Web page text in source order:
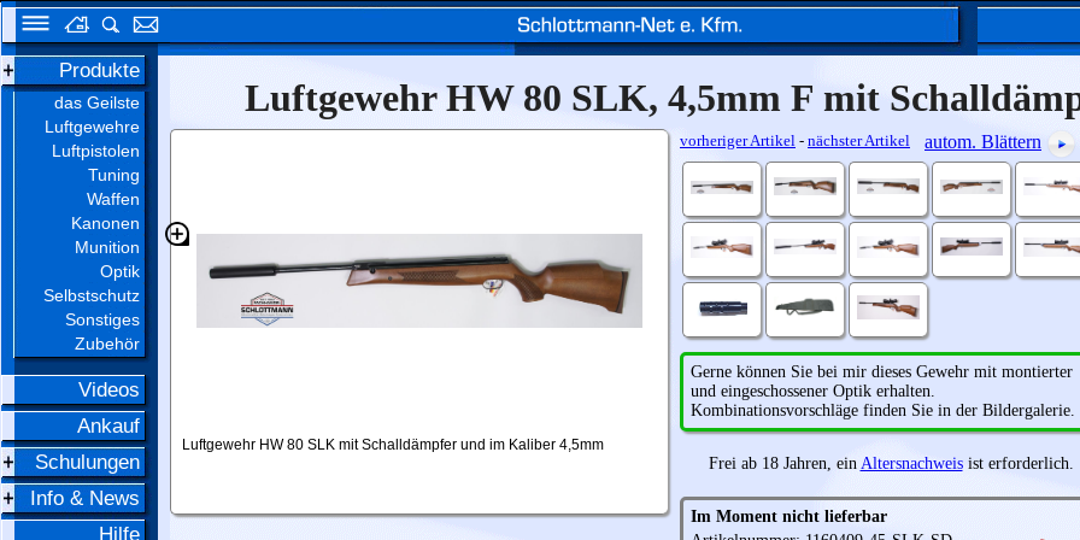
Produkte
das Geilste
Luftgewehre
Luftpistolen
Tuning
Waffen
Kanonen
Munition
Optik
Selbstschutz
Sonstiges
Zubehör
Videos
Ankauf
Schulungen
Info & News
Hilfe
Luftgewehr HW 80 SLK, 4,5mm F mit
Luftgewehr HW 80 SLK mit Schalldämpfer und im Kaliber 4,5mm
vorheriger Artikel - nächster Artikel autom. Blättern
Gerne können Sie bei mir dieses Gewehr mit montierter
und eingeschossener Optik erhalten.
Kombinationsvorschläge finden Sie in der Bildergalerie.
Frei ab 18 Jahren, ein Altersnachweisist erforderlich.
Im Moment nicht lieferbar